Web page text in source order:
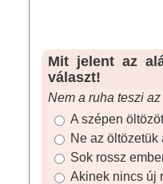
Mit jelent az
választ!
Nem a ruha teszi
A szépen
Ne az
Sok rossz
Akinek nincs új